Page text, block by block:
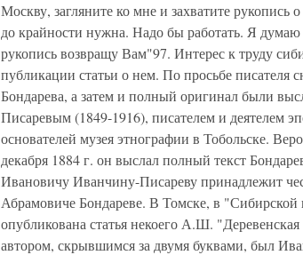
Москву, загляните ко мне и захватите
до крайности нужна. Надо бы работать. Я думаю
рукопись возвращу Вам"97. Интерес к труду
публикации статьи о нем. По просьбе писателя
Бондарева, а затем и полный оригинал были
Писаревым (1849-1916), писателем и деятелем
основателей музея этнографии в Тобольске.
декабря 1884 г. он выслал полный текст
Ивановичу Иванчину-Писареву принадлежит
Абрамовиче Бондареве. В Томске, в
опубликована статья некоего А.Ш.
автором, скрывшимся за двумя буквами, был